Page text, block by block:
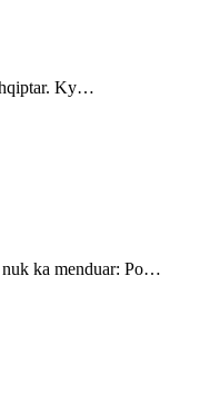
Ky…
nuk ka menduar: Po…